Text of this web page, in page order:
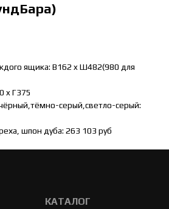
ящика: B162 x Ш482(980 для
x Г375
серый,светло-серый:
шпон дуба: 263 103 руб
КАТАЛОГ